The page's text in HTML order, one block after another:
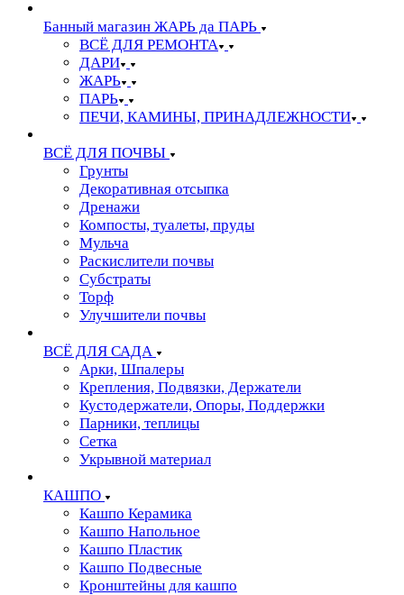
Банный магазин ЖАРЬ да ПАРЬ
ВСЁ ДЛЯ РЕМОНТА
ДАРИ
ЖАРЬ
ПАРЬ
ПЕЧИ, КАМИНЫ, ПРИНАДЛЕЖНОСТИ
ВСЁ ДЛЯ ПОЧВЫ
Грунты
Декоративная отсыпка
Дренажи
Компосты, туалеты, пруды
Мульча
Раскислители почвы
Субстраты
Торф
Улучшители почвы
ВСЁ ДЛЯ САДА
Арки, Шпалеры
Крепления, Подвязки, Держатели
Кустодержатели, Опоры, Поддержки
Парники, теплицы
Сетка
Укрывной материал
КАШПО
Кашпо Керамика
Кашпо Напольное
Кашпо Пластик
Кашпо Подвесные
Кронштейны для кашпо